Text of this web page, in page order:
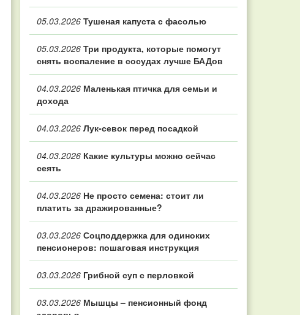
05.03.2026 Тушеная капуста с фасолью
05.03.2026 Три продукта, которые помогут
снять воспаление в сосудах лучше БАДов
04.03.2026 Маленькая птичка для семьи и
дохода
04.03.2026 Лук-севок перед посадкой
04.03.2026 Какие культуры можно сейчас
сеять
04.03.2026 Не просто семена: стоит ли
платить за дражированные?
03.03.2026 Соцподдержка для одиноких
пенсионеров: пошаговая инструкция
03.03.2026 Грибной суп с перловкой
03.03.2026 Мышцы – пенсионный фонд